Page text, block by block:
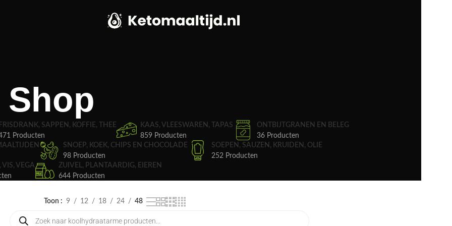
Shop
FRISDRANK, SAPPEN, KOFFIE, THEE
Producten
KAAS, VLEESWAREN, TAPAS
859 Producten
ONTBIJTGRANEN EN BELEG
36 Producten
SNOEP, KOEK, CHIPS EN CHOCOLADE
98 Producten
SOEPEN, SAUZEN, KRUIDEN, OLIE
252 Producten
VIS, VEGA
ZUIVEL, PLANTAARDIG, EIEREN
644 Producten
Toon 9 12 18 24 48